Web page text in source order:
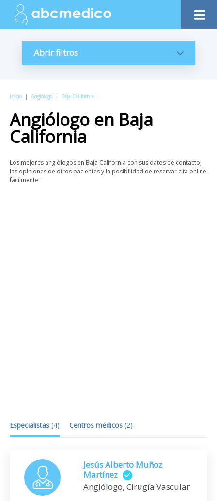
Abrir filtros
Inicio | Angiólogo | Baja California
Angiólogo en Baja
California
Los mejores angiólogos en Baja California con sus datos de contacto,
las opiniones de otros pacientes y la posibilidad de reservar cita online
fácilmente.
Especialistas (4) Centros médicos (2)
Jesús Alberto Muñoz
Martínez
Angiólogo, Cirugía Vascular